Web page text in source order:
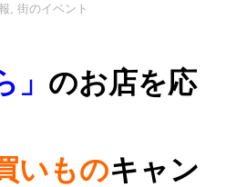
街のイベント
」 のお店を応
いものキャン